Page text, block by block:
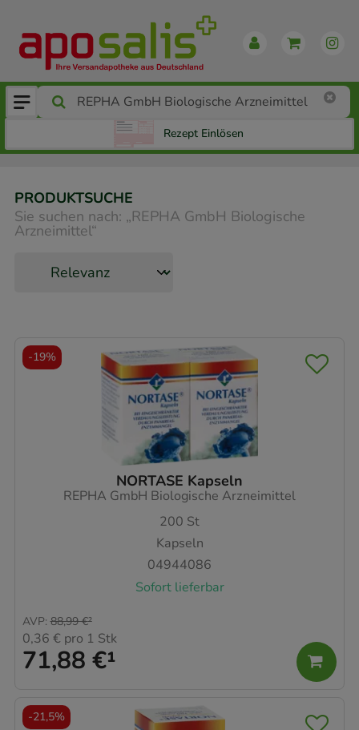
Rezept Einlösen
PRODUKTSUCHE
Sie suchen nach: „REPHA GmbH Biologische
Arzneimittel“
NORTASE Kapseln
REPHA GmbH Biologische Arzneimittel
200 St
Kapseln
04944086
Sofort lieferbar
71,88 €¹
AVP: 88,99 €²
0,36 € pro 1 Stk
-19%
-21,5%